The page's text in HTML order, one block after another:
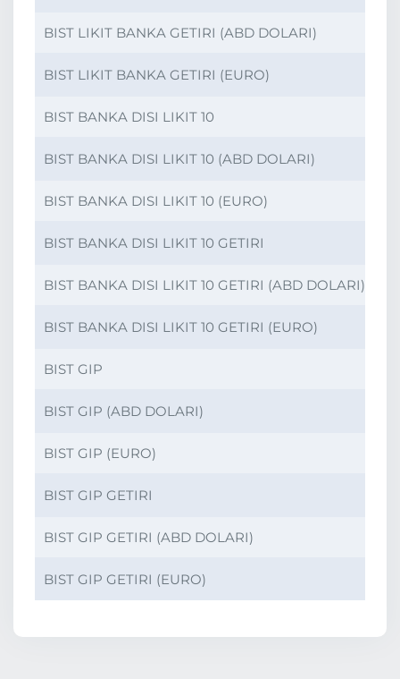
BIST LIKIT BANKA GETIRI (ABD DOLARI)
BIST LIKIT BANKA GETIRI (EURO)
BIST BANKA DISI LIKIT 10
BIST BANKA DISI LIKIT 10 (ABD DOLARI)
BIST BANKA DISI LIKIT 10 (EURO)
BIST BANKA DISI LIKIT 10 GETIRI
BIST BANKA DISI LIKIT 10 GETIRI (ABD DOLARI)
BIST BANKA DISI LIKIT 10 GETIRI (EURO)
BIST GIP
BIST GIP (ABD DOLARI)
BIST GIP (EURO)
BIST GIP GETIRI
BIST GIP GETIRI (ABD DOLARI)
BIST GIP GETIRI (EURO)